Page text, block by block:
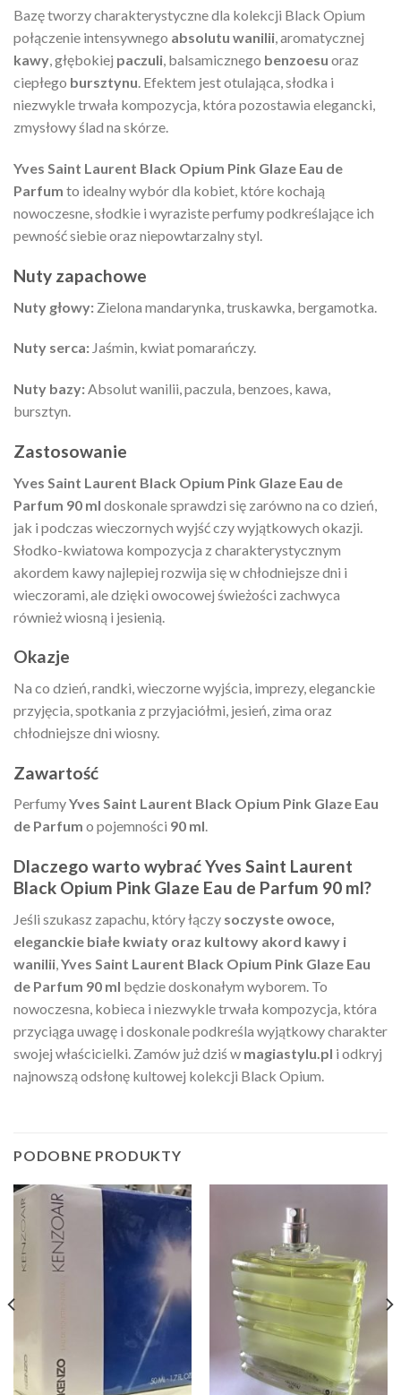
Bazę tworzy charakterystyczne dla kolekcji Black Opium
połączenie intensywnego absolutu wanilii, aromatycznej
kawy, głębokiej paczuli, balsamicznego benzoesu oraz
ciepłego bursztynu. Efektem jest otulająca, słodka i
niezwykle trwała kompozycja, która pozostawia elegancki,
zmysłowy ślad na skórze.
Yves Saint Laurent Black Opium Pink Glaze Eau de
Parfum to idealny wybór dla kobiet, które kochają
nowoczesne, słodkie i wyraziste perfumy podkreślające ich
pewność siebie oraz niepowtarzalny styl.
Nuty zapachowe
Nuty głowy: Zielona mandarynka, truskawka, bergamotka.
Nuty serca: Jaśmin, kwiat pomarańczy.
Nuty bazy:Absolut wanilii, paczula, benzoes, kawa,
bursztyn.
Zastosowanie
Yves Saint Laurent Black Opium Pink Glaze Eau de
Parfum 90 ml doskonale sprawdzi się zarówno na co dzień,
jak i podczas wieczornych wyjść czy wyjątkowych okazji.
Słodko-kwiatowa kompozycja z charakterystycznym
akordem kawy najlepiej rozwija się w chłodniejsze dni i
wieczorami, ale dzięki owocowej świeżości zachwyca
również wiosną i jesienią.
Okazje
Na co dzień, randki, wieczorne wyjścia, imprezy, eleganckie
przyjęcia, spotkania z przyjaciółmi, jesień, zima oraz
chłodniejsze dni wiosny.
Zawartość
PerfumyYves Saint Laurent Black Opium Pink Glaze Eau
de Parfum o pojemności 90 ml.
Dlaczego warto wybrać Yves Saint Laurent
Black Opium Pink Glaze Eau de Parfum 90 ml?
Jeśli szukasz zapachu, który łączy soczyste owoce,
eleganckie białe kwiaty oraz kultowy akord kawy i
wanilii Yves Saint Laurent Black Opium Pink Glaze Eau
de Parfum 90 ml będzie doskonałym wyborem. To
nowoczesna, kobieca i niezwykle trwała kompozycja, która
przyciąga uwagę i doskonale podkreśla wyjątkowy charakter
swojej właścicielki. Zamów już dziś w magiastylu.pl i odkryj
najnowszą odsłonę kultowej kolekcji Black Opium.
PODOBNE PRODUKTY